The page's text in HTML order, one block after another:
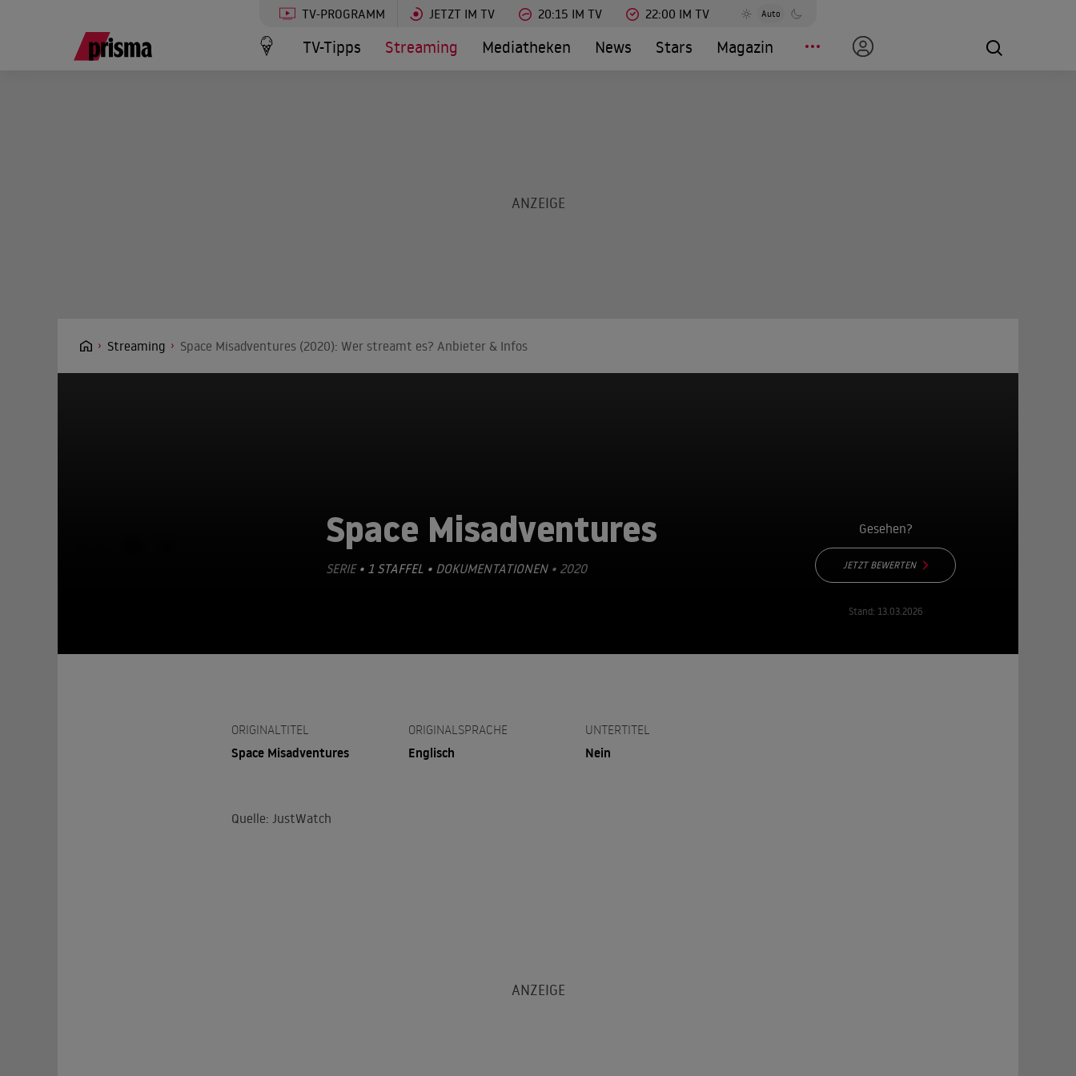
TV-PROGRAMM JETZT IM TV 20:15 IM TV 22:00 IM TV Auto
TV-Tipps Streaming Mediatheken News Stars Magazin
Streaming Space Misadventures (2020): Wer streamt es? Anbieter & Infos
Space Misadventures
SERIE • 1 STAFFEL • DOKUMENTATIONEN• 2020
Gesehen?
JETZT BEWERTEN
Stand: 13.03.2026
ORIGINALTITEL
Space Misadventures
ORIGINALSPRACHE
Englisch
UNTERTITEL
Nein
Quelle: JustWatch